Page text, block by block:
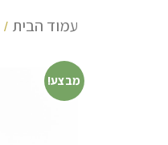
עמוד הבית /
מבצע!